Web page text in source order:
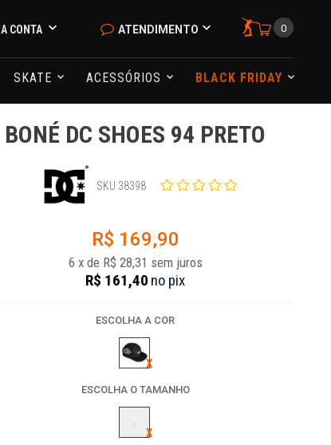
CONTA ATENDIMENTO 0
SKATE ACESSÓRIOS BLACK FRIDAY
BONÉ DC SHOES 94 PRETO
SKU 38398
R$ 169,90
6 x de R$ 28,31 sem juros
R$ 161,40 no pix
ESCOLHA A COR
ESCOLHA O TAMANHO
-